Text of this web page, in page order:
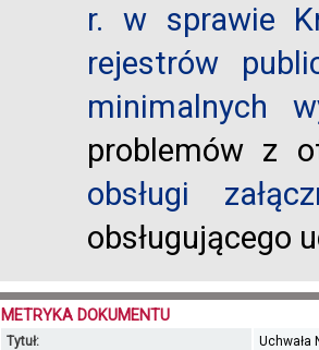
r. w sprawie
rejestrów
minimalnych
problemów z
obsługi
obsługującego
METRYKA DOKUMENTU
Tytuł:
Uchwała